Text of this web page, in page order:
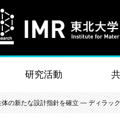
研究活動
体の新たな設計指針を確立 ― ディラッ